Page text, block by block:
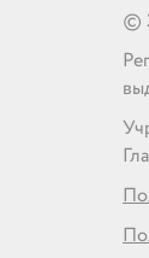
©